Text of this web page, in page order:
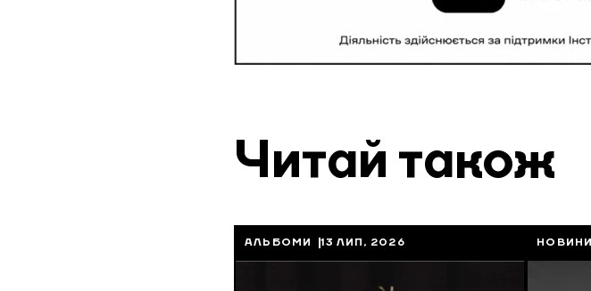
Читай також
АЛЬБОМИ 13 ЛИП, 2026 НОВИНИ